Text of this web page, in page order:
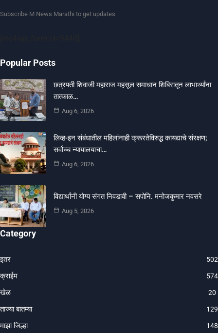
Subscribe M News Marathi to get updates
Popular Posts
छत्रपती शिवाजी महाराज महसूल समाधान शिबिरातून लाभार्थ्यांना
तात्काळ…
Aug 6, 2026
लिव्ह-इन संबंधातील महिलांनाही क्रूरतेविरुद्ध कायद्याचे संरक्षण;
सर्वोच्च न्यायालयाचा…
Aug 6, 2026
विद्यार्थांनी योग्य संगत निवडावी – सपोनि. मनोजकुमार नवसरे
Aug 5, 2026
Category
इतर 502
क्राईम 574
खेळ 20
ताज्या बातम्या 129
माझा जिल्हा